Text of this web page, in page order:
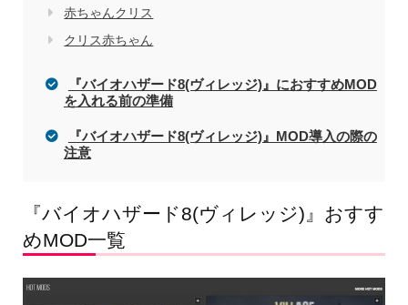
赤ちゃんクリス
クリス赤ちゃん
『バイオハザード8(ヴィレッジ)』におすすめMOD
を入れる前の準備
『バイオハザード8(ヴィレッジ)』MOD導入の際の
注意
『バイオハザード8(ヴィレッジ)』おすす
めMOD一覧